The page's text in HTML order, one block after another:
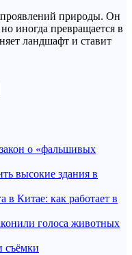
природы. Он
иногда превращается в
ландшафт и ставит
о «фальшивых
высокие здания в
в Китае: как работает в
голоса животных
съёмки